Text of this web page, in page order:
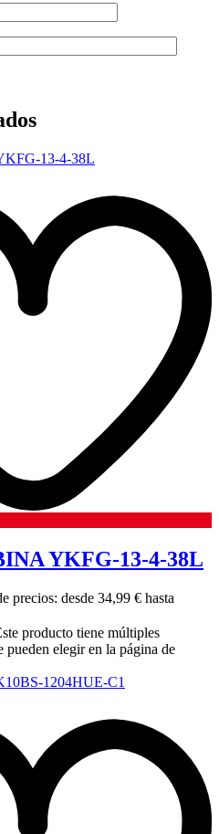
YKFG-13-4-38L
precios: desde 34,99 € hasta
producto tiene múltiples
pueden elegir en la página de